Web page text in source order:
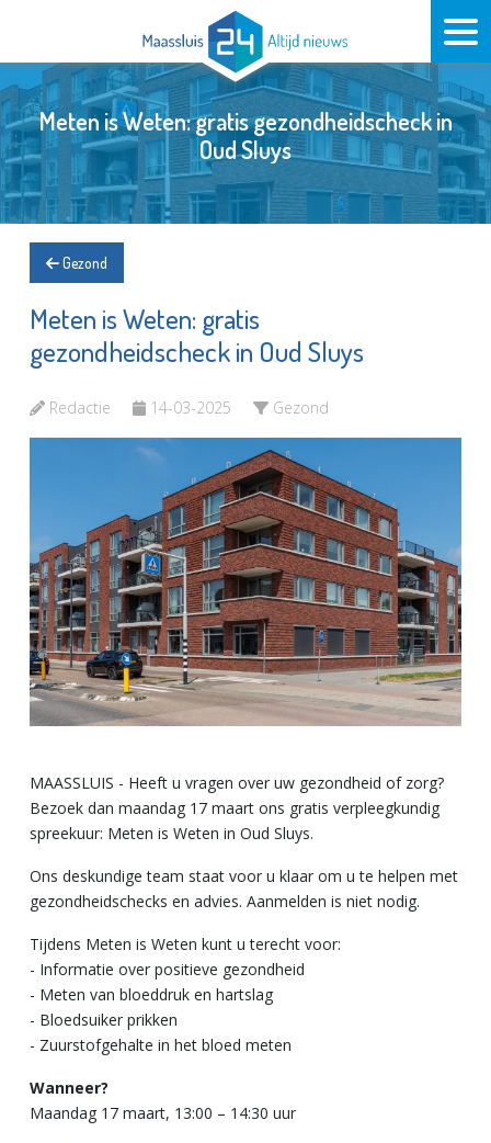
Meten is Weten: gratis gezondheidscheck in
Oud Sluys
Gezond
Meten is Weten: gratis
gezondheidscheck in Oud Sluys
Redactie 14-03-2025 Gezond
MAASSLUIS - Heeft u vragen over uw gezondheid of zorg?
Bezoek dan maandag 17 maart ons gratis verpleegkundig
spreekuur: Meten is Weten in Oud Sluys.
Ons deskundige team staat voor u klaar om u te helpen met
gezondheidschecks en advies. Aanmelden is niet nodig.
Tijdens Meten is Weten kunt u terecht voor:
- Informatie over positieve gezondheid
- Meten van bloeddruk en hartslag
- Bloedsuiker prikken
- Zuurstofgehalte in het bloed meten
Wanneer?
Maandag 17 maart, 13:00 – 14:30 uur